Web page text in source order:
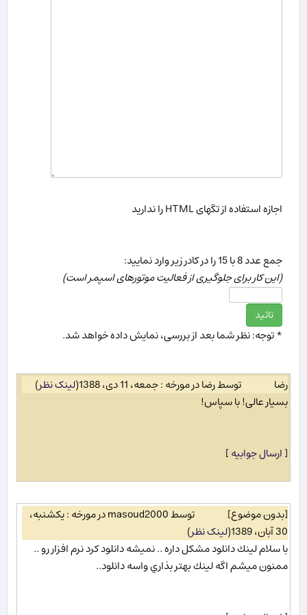
اجازه استفاده از تگهای HTML را ندارید
جمع عدد 8 با 15 را در كادر زیر وارد نمایید:
(این كار برای جلوگیری از فعالیت موتورهای اسپمر است)
* توجه: نظر شما بعد از بررسی، نمایش داده خواهد شد.
رضا توسط رضا در مورخه : جمعه، 11 دی، 1388 (لینک نظر)
بسیار عالی! با سپاس!
[ارسال جوابیه]
[بدون موضوع]
توسط masoud2000 در مورخه : یکشنبه،
30 آبان، 1389
(لینک نظر)
با سلام لينك دانلود مشكل داره .. نميشه دانلود كرد نرم افزار رو ..
ممنون ميشم اگه لينك بهتر بذاري واسه دانلود..